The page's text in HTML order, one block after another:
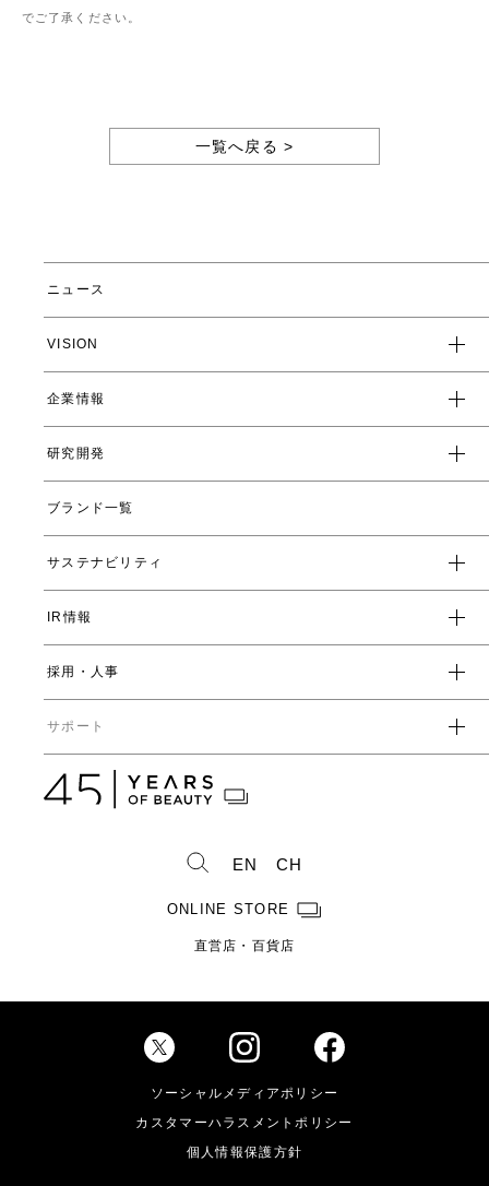
でご了承ください。
一覧へ戻る >
ニュース
VISION
企業スローガン
クレド
企業情報
トップメッセージ
会社概要
数字で見るヤーマン
受賞一覧
直営店・百貨店
研究開発
ヤーマンの研究開発とは
ヤーマンの技術
開発ストーリー
ブランド一覧
サステナビリティ
環境
社会
IR情報
経営方針
コーポレートガバナンス
ディスクロージャーポリシー
IRライブラリ一覧
株式情報
株式概要
Investor Relations
採用・人事
人事からのメッセージ
数字で見るヤーマン
製品ができるまで
サポート
カタログ・取扱説明書
EN CH
ONLINE STORE
直営店・百貨店
ソーシャルメディアポリシー
カスタマーハラスメントポリシー
個人情報保護方針